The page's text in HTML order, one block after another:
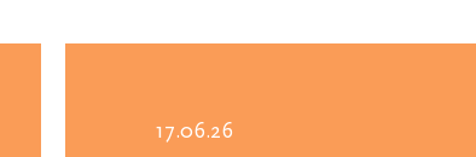
17.06.26